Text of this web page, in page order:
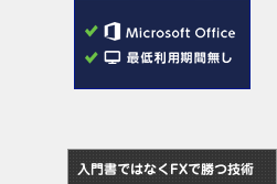
入門書ではなくFXで勝つ技術